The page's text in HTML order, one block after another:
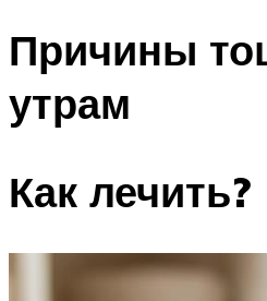
Причины
утрам
Как лечить?